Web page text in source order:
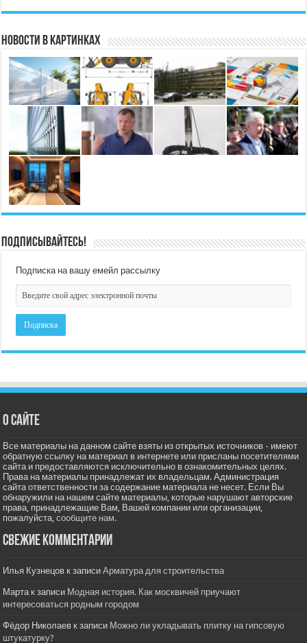
Новости в картинках
Подписывайтесь!
Подписка на вашу емейл рассылку
О сайте
Все материалы на данном сайте взяты из открытых источников - имеют
обратную ссылку на материал в интернете или присланы посетителями
сайта и предоставляются исключительно в ознакомительных целях.
Права на материалы принадлежат их владельцам. Администрация
сайта ответственности за содержание материала не несет. Если Вы
обнаружили на нашем сайте материалы, которые нарушают авторские
права, принадлежащие Вам, Вашей компании или организации,
пожалуйста,сообщите нам.
Свежие комментарии
Илья Кузнецов к записиАрматура для строительства
Мартак записи Модная история. Как москвичей приучают
интересоваться родным городом
Фёдор Николаев к записи Можно ли укладывать плитку на гипсовую
штукатурку?